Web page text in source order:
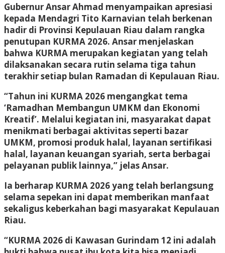
Gubernur Ansar Ahmad menyampaikan apresiasi
kepada Mendagri Tito Karnavian telah berkenan
hadir di Provinsi Kepulauan Riau dalam rangka
penutupan KURMA 2026. Ansar menjelaskan
bahwa KURMA merupakan kegiatan yang telah
dilaksanakan secara rutin selama tiga tahun
terakhir setiap bulan Ramadan di Kepulauan Riau.
“Tahun ini KURMA 2026 mengangkat tema
‘Ramadhan Membangun UMKM dan Ekonomi
Kreatif’. Melalui kegiatan ini, masyarakat dapat
menikmati berbagai aktivitas seperti bazar
UMKM, promosi produk halal, layanan sertifikasi
halal, layanan keuangan syariah, serta berbagai
pelayanan publik lainnya,” jelas Ansar.
Ia berharap KURMA 2026 yang telah berlangsung
selama sepekan ini dapat memberikan manfaat
sekaligus keberkahan bagi masyarakat Kepulauan
Riau.
“KURMA 2026 di Kawasan Gurindam 12 ini adalah